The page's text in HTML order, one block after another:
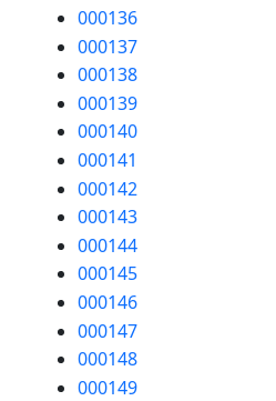
000136
000137
000138
000139
000140
000141
000142
000143
000144
000145
000146
000147
000148
000149